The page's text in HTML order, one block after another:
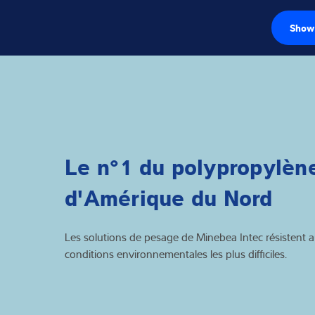
Solutions
Pont-bascule
Logiciels
Le n°1 du
d'Amérique du Nord
Les solutions de pesage de Minebea Intec résistent
conditions environnementales les plus difficiles.